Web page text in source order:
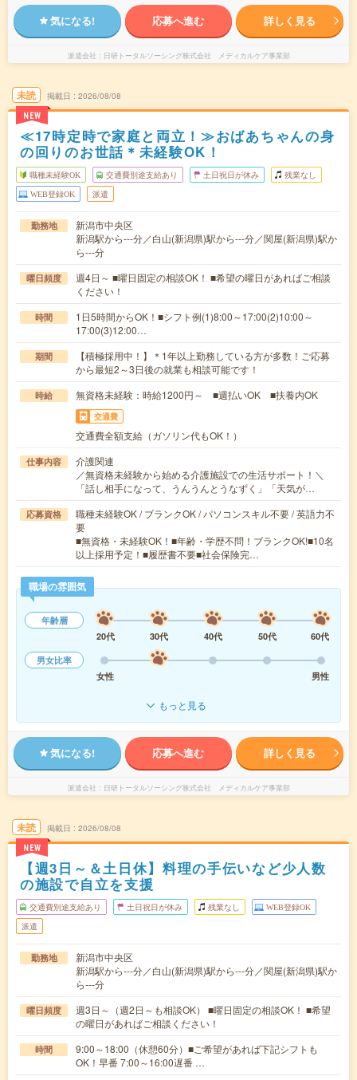
気になる! 応募へ進む 詳しく見る
派遣会社 日研トータルソーシング株式会社 メディカルケア事業部
未読
NEW
掲載日 2026/08/08
≪17時定時で家庭と両立！≫おばあちゃんの身
の回りのお世話＊未経験OK！
職種未経験OK 交通費別途支給あり 土日祝日が休み 残業なし
WEB登録OK 派遣
勤務地
新潟市中央区
新潟駅から---分／白山(新潟県)駅から---分／関屋(新潟県)駅か
ら---分
曜日頻度
週4日～ ■曜日固定の相談OK！ ■希望の曜日があればご相談
ください！
時間
1日5時間からOK！■シフト例(1)8:00～17:00(2)10:00～
17:00(3)12:00…
期間
【積極採用中！】＊1年以上勤務している方が多数！ご応募
から最短2～3日後の就業も相談可能です！
時給 無資格未経験：時給1200円～ ■週払いOK ■扶養内OK
交通費
交通費全額支給（ガソリン代もOK！）
仕事内容
介護関連
／無資格未経験から始める介護施設での生活サポート！＼
「話し相手になって、うんうんとうなずく」「天気が…
応募資格
職種未経験OK / ブランクOK / パソコンスキル不要 / 英語力不
要
■無資格・未経験OK！■年齢・学歴不問！ブランクOK!■10名
以上採用予定！■履歴書不要■社会保険完…
職場の雰囲気
年齢層
20代
30代 40代 50代
60代
男女比率
女性
男性
もっと見る
気になる! 応募へ進む 詳しく見る
派遣会社 日研トータルソーシング株式会社 メディカルケア事業部
未読
NEW
掲載日 2026/08/08
【週3日～＆土日休】料理の手伝いなど少人数
の施設で自立を支援
交通費別途支給あり 土日祝日が休み 残業なし WEB登録OK
派遣
勤務地
新潟市中央区
新潟駅から---分／白山(新潟県)駅から---分／関屋(新潟県)駅か
ら---分
曜日頻度
週3日～（週2日～も相談OK） ■曜日固定の相談OK！ ■希望
の曜日があればご相談ください！
時間
9:00～18:00（休憩60分）■ご希望があれば下記シフトも
OK！早番 7:00～16:00遅番 …